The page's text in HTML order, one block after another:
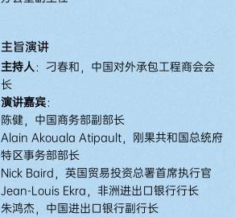
主旨演讲
主持人：刁春和，中国对外承包工程商会会
长
演讲嘉宾：
陈健，中国商务部副部长
Alain Akouala Atipault，刚果共和国总统府
特区事务部部长
Nick Baird，英国贸易投资总署首席执行官
Jean-Louis Ekra，非洲进出口银行行长
朱鸿杰，中国进出口银行副行长